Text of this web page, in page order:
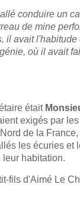
conduire un
de mine
il avait
où il avait
était
exigés par
de la
les écuries
habitation.
fils d'Aimé Le